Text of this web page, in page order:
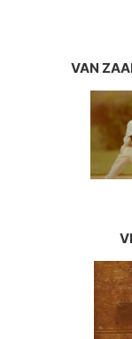
VAN